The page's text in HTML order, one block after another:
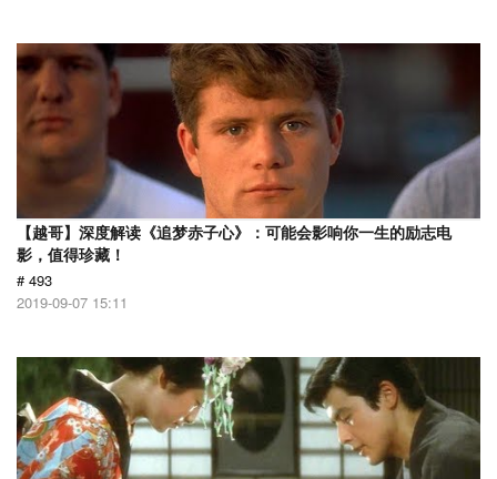
【越哥】深度解读《追梦赤子心》：可能会影响你一生的励志电
影，值得珍藏！
# 493
2019-09-07 15:11